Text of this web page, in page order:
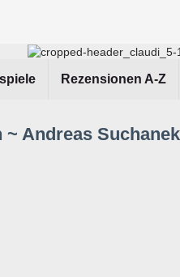
Rezensionen A-Z
Andreas